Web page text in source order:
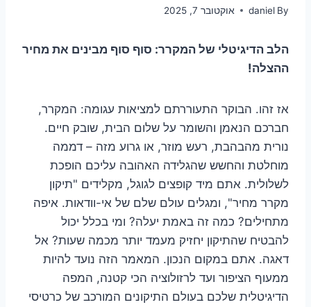
By
daniel אוקטובר 7, 2025
הלב הדיגיטלי של המקרר: סוף סוף מבינים את מחיר
ההצלה!
אז זהו. הבוקר התעוררתם למציאות עגומה: המקרר,
חברכם הנאמן והשומר על שלום הבית, שובק חיים.
נורית מהבהבת, רעש מוזר, או גרוע מזה – דממה
מוחלטת והחשש שהגלידה האהובה עליכם הופכת
לשלולית. אתם מיד קופצים לגוגל, מקלידים "תיקון
מקרר מחיר", ומגלים עולם שלם של אי-וודאות. איפה
מתחילים? כמה זה באמת יעלה? ומי בכלל יכול
להבטיח שהתיקון יחזיק מעמד יותר מכמה שעות? אל
דאגה. אתם במקום הנכון. המאמר הזה נועד להיות
ממעוף הציפור ועד לרזולוציה הכי קטנה, המפה
הדיגיטלית שלכם בעולם התיקונים המורכב של כרטיסי